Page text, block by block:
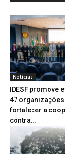
Notícias
IDESF promove
47 organizações
fortalecer a
contra...